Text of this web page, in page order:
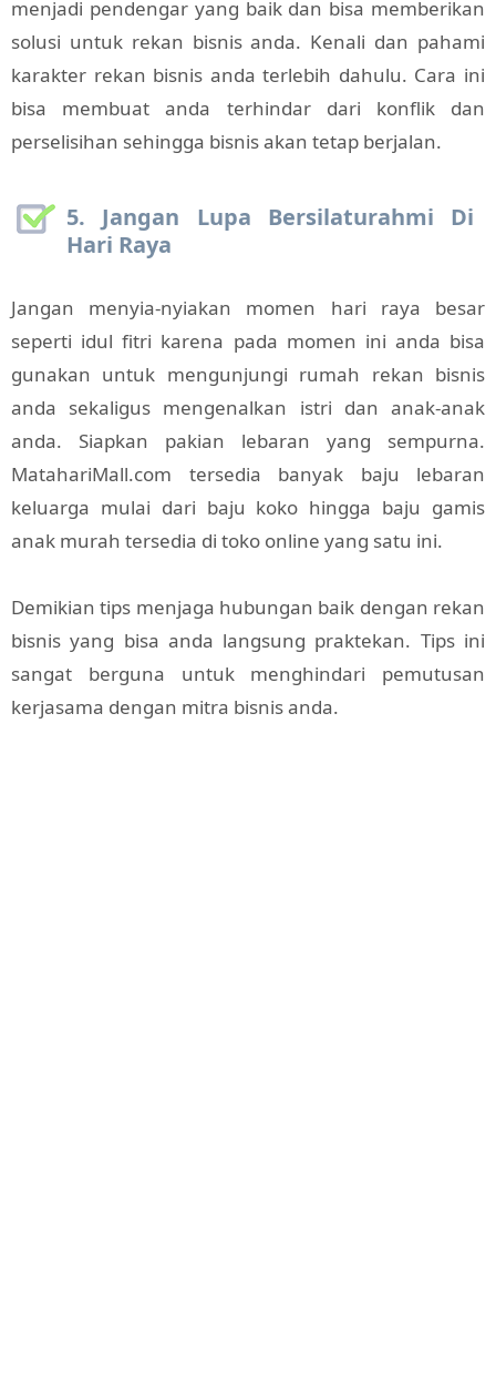
menjadi pendengar yang baik dan bisa memberikan
solusi untuk rekan bisnis anda. Kenali dan pahami
karakter rekan bisnis anda terlebih dahulu. Cara ini
bisa membuat anda terhindar dari konflik dan
perselisihan sehingga bisnis akan tetap berjalan.
5. Jangan Lupa Bersilaturahmi Di
Hari Raya
Jangan menyia-nyiakan momen hari raya besar
seperti idul fitri karena pada momen ini anda bisa
gunakan untuk mengunjungi rumah rekan bisnis
anda sekaligus mengenalkan istri dan anak-anak
anda. Siapkan pakian lebaran yang sempurna.
MatahariMall.com tersedia banyak baju lebaran
keluarga mulai dari baju koko hingga baju gamis
anak murah tersedia di toko online yang satu ini.
Demikian tips menjaga hubungan baik dengan rekan
bisnis yang bisa anda langsung praktekan. Tips ini
sangat berguna untuk menghindari pemutusan
kerjasama dengan mitra bisnis anda.